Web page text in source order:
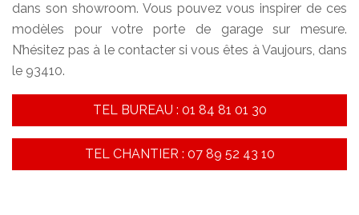
dans son showroom. Vous pouvez vous inspirer de ces
modèles pour votre porte de garage sur mesure.
N’hésitez pas à le contacter si vous êtes à Vaujours, dans
le 93410.
TEL BUREAU : 01 84 81 01 30
TEL CHANTIER : 07 89 52 43 10